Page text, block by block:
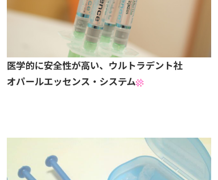
医学的に安全性が高い、ウルトラデント社
オパールエッセンス・システム